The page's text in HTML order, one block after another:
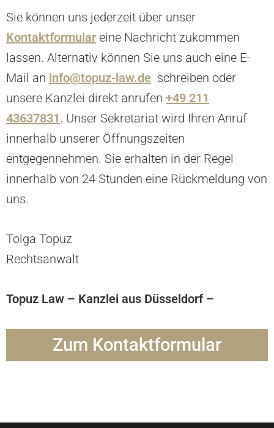
Sie können uns jederzeit über unser
Kontaktformular eine Nachricht zukommen
lassen. Alternativ können Sie uns auch eine E-
Mail an info@topuz-law.de schreiben oder
unsere Kanzlei direkt anrufen +49 211
43637831. Unser Sekretariat wird Ihren Anruf
innerhalb unserer Öffnungszeiten
entgegennehmen. Sie erhalten in der Regel
innerhalb von 24 Stunden eine Rückmeldung von
uns.
Tolga Topuz
Rechtsanwalt
Topuz Law – Kanzlei aus Düsseldorf –
Zum Kontaktformular